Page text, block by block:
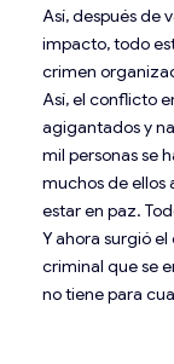
Así, después de
impacto, todo
crimen
Así, el conflicto
agigantados y
mil personas se
muchos de ellos
estar en paz.
Y ahora surgió
criminal que se
no tiene para